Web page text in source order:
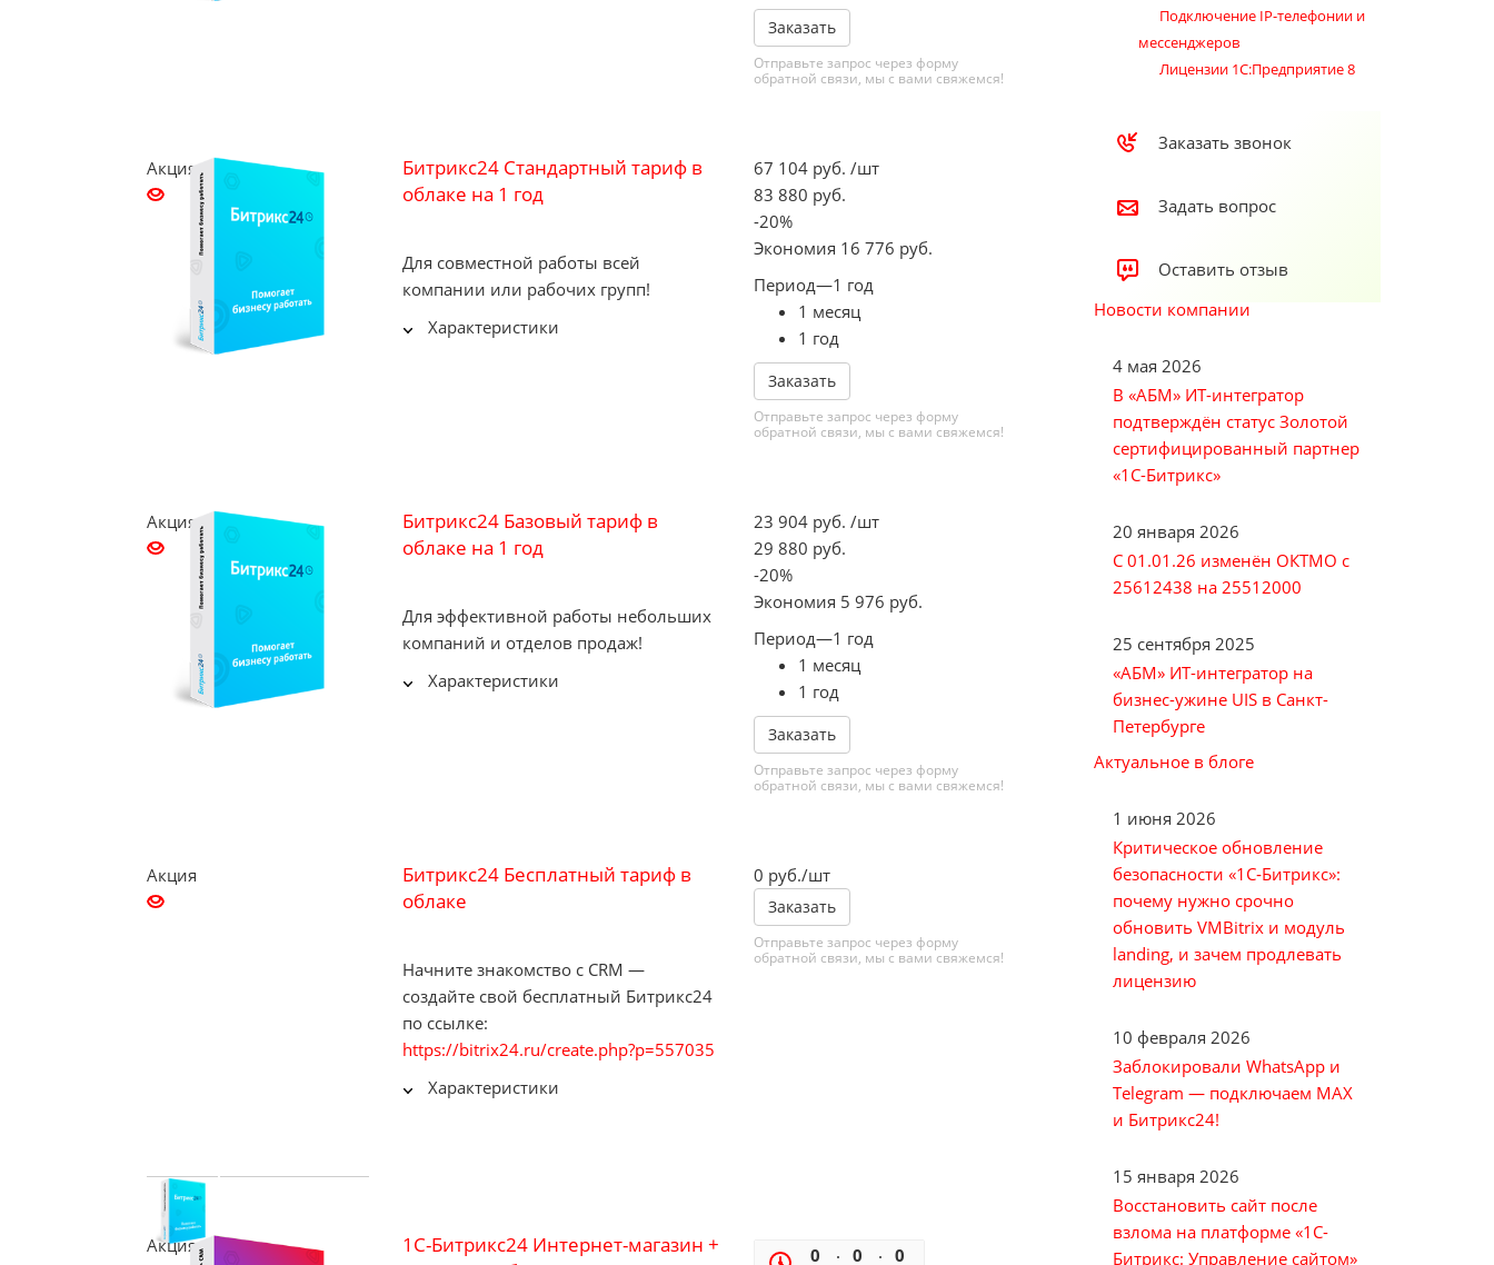
Заказать
Отправьте запрос через форму
обратной связи, мы с вами свяжемся!
Акция
Битрикс24 Стандартный тариф в
облаке на 1 год
Для совместной работы всей
компании или рабочих групп!
Характеристики
67 104 руб. /шт
83 880 руб.
-20%
Экономия 16 776 руб.
Период—1 год
1 месяц
1 год
Заказать
Отправьте запрос через форму
обратной связи, мы с вами свяжемся!
Акция
Битрикс24 Базовый тариф в
облаке на 1 год
Для эффективной работы небольших
компаний и отделов продаж!
Характеристики
23 904 руб. /шт
29 880 руб.
-20%
Экономия 5 976 руб.
Период—1 год
1 месяц
1 год
Заказать
Отправьте запрос через форму
обратной связи, мы с вами свяжемся!
Акция
Битрикс24 Бесплатный тариф в
облаке
Начните знакомство с CRM —
создайте свой бесплатный Битрикс24
по ссылке:
https://bitrix24.ru/create.php?p=557035
Характеристики
0 руб./шт
Заказать
Отправьте запрос через форму
обратной связи, мы с вами свяжемся!
Акция
1С-Битрикс24 Интернет-магазин +
0 0 0
Подключение IP-телефонии и
мессенджеров
Лицензии 1C:Предприятие 8
Заказать звонок
Задать вопрос
Оставить отзыв
Новости компании
4 мая 2026
В «АБМ» ИТ-интегратор
подтверждён статус Золотой
сертифицированный партнер
«1С-Битрикс»
20 января 2026
С 01.01.26 изменён ОКТМО с
25612438 на 25512000
25 сентября 2025
«АБМ» ИТ-интегратор на
бизнес-ужине UIS в Санкт-
Петербурге
Актуальное в блоге
1 июня 2026
Критическое обновление
безопасности «1С‑Битрикс»:
почему нужно срочно
обновить VMBitrix и модуль
landing, и зачем продлевать
лицензию
10 февраля 2026
Заблокировали WhatsApp и
Telegram — подключаем MAX
и Битрикс24!
15 января 2026
Восстановить сайт после
взлома на платформе «1С-
Битрикс: Управление сайтом»